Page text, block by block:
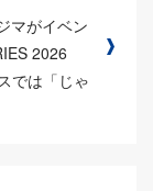
マがイベン
2026
では「じゃ